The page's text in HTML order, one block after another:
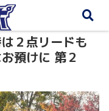
２点リードも
預けに 第２